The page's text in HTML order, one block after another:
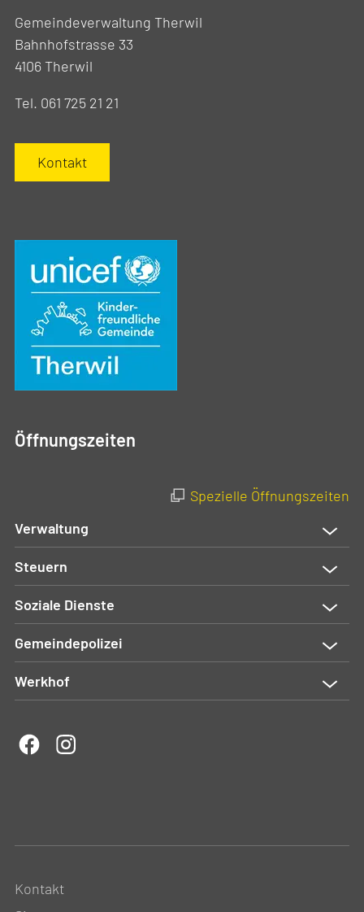
Gemeindeverwaltung Therwil
Bahnhofstrasse 33
4106 Therwil
Tel. 061 725 21 21
Kontakt
Öffnungszeiten
Spezielle Öffnungszeiten
Verwaltung
Steuern
Soziale Dienste
Gemeindepolizei
Werkhof
Kontakt